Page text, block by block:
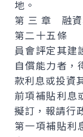
地。
第 三 章 融資
第二十五條
員會評定其建
自償能力者，
款利息或投資
前項補貼利息
擬訂，報請行
第一項補貼利